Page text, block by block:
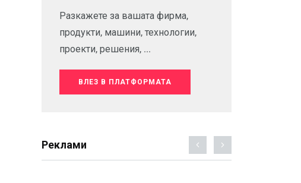
Разкажете за вашата фирма,
продукти, машини, технологии,
проекти, решения, ...
ВЛЕЗ В ПЛАТФОРМАТА
Реклами